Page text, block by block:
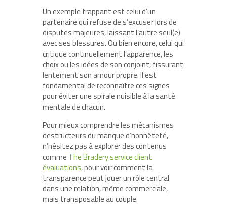
Un exemple frappant est celui d’un
partenaire qui refuse de s’excuser lors de
disputes majeures, laissant l’autre seul(e)
avec ses blessures. Ou bien encore, celui qui
critique continuellement l’apparence, les
choix ou les idées de son conjoint, fissurant
lentement son amour propre. Il est
fondamental de reconnaître ces signes
pour éviter une spirale nuisible à la santé
mentale de chacun.
Pour mieux comprendre les mécanismes
destructeurs du manque d’honnêteté,
n’hésitez pas à explorer des contenus
comme The Bradery service client
évaluations, pour voir comment la
transparence peut jouer un rôle central
dans une relation, même commerciale,
mais transposable au couple.